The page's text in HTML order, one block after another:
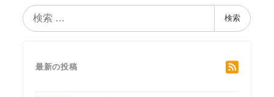
検
索
検索
最新の投稿